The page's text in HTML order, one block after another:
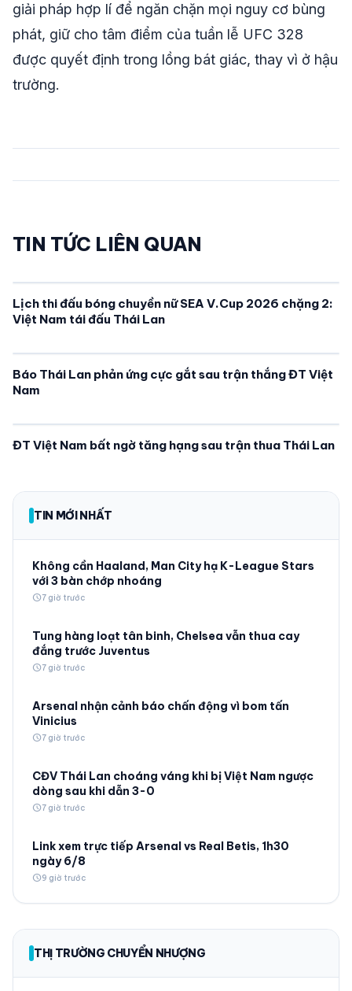
giải pháp hợp lí để ngăn chặn mọi nguy cơ bùng
phát, giữ cho tâm điểm của tuần lễ UFC 328
được quyết định trong lồng bát giác, thay vì ở hậu
trường.
TIN TỨC LIÊN QUAN
Lịch thi đấu bóng chuyền nữ SEA V.Cup 2026 chặng 2:
Việt Nam tái đấu Thái Lan
Báo Thái Lan phản ứng cực gắt sau trận thắng ĐT Việt
Nam
ĐT Việt Nam bất ngờ tăng hạng sau trận thua Thái Lan
TIN MỚI NHẤT
Không cần Haaland, Man City hạ K-League Stars
với 3 bàn chớp nhoáng
schedule7 giờ trước
Tung hàng loạt tân binh, Chelsea vẫn thua cay
đắng trước Juventus
schedule7 giờ trước
Arsenal nhận cảnh báo chấn động vì bom tấn
Vinicius
schedule7 giờ trước
CĐV Thái Lan choáng váng khi bị Việt Nam ngược
dòng sau khi dẫn 3-0
schedule7 giờ trước
Link xem trực tiếp Arsenal vs Real Betis, 1h30
ngày 6/8
schedule9 giờ trước
THỊ TRƯỜNG CHUYỂN NHƯỢNG